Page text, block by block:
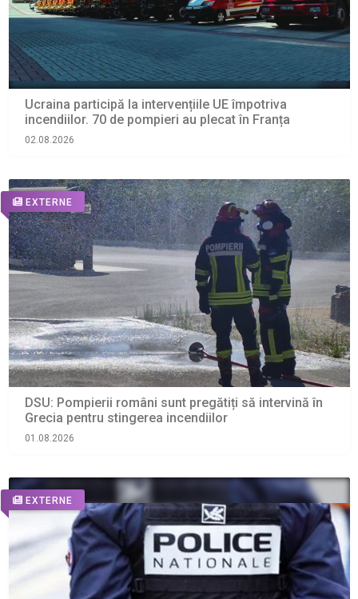
Ucraina participă la intervențiile UE împotriva
incendiilor. 70 de pompieri au plecat în Franța
02.08.2026
EXTERNE
DSU: Pompierii români sunt pregătiți să intervină în
Grecia pentru stingerea incendiilor
01.08.2026
EXTERNE